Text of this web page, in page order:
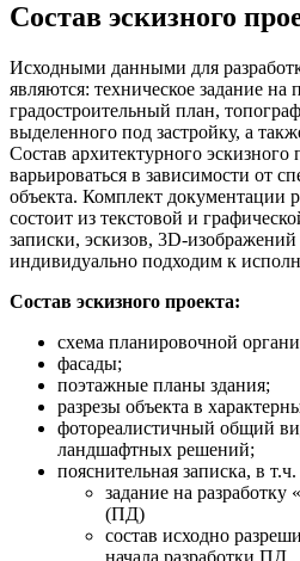
Состав эскизного
Исходными данными для
являются: техническое задание на
градостроительный план,
выделенного под застройку, а
Состав архитектурного эскизного
варьироваться в зависимости от
объекта. Комплект документации
состоит из текстовой и
записки, эскизов, 3D-
индивидуально подходим к
Состав эскизного проекта:
схема планировочной
фасады;
поэтажные планы здания;
разрезы объекта в
фотореалистичный общий
ландшафтных решений;
пояснительная записка, в т.ч.
задание на
(ПД)
состав исходно
начала разработки ПД